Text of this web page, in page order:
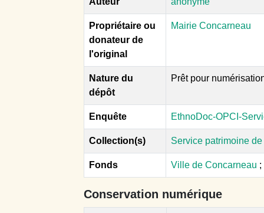
Propriétaire ou
donateur de
l'original
Mairie Concarneau
Nature du
dépôt
Prêt pour
Enquête EthnoDoc-OPCI-
Collection(s) Service patrimoine
Fonds Ville de Concarneau ;
Conservation numérique